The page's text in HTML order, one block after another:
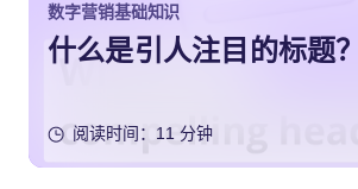
数字营销基础知识
什么是引人注目的标题？
阅读时间：11 分钟